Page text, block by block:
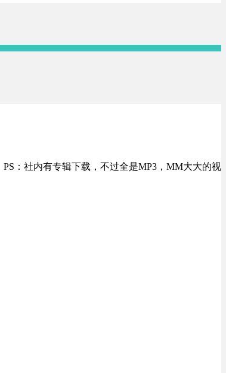
：社内有专辑下载，不过全是MP3，MM大大的视